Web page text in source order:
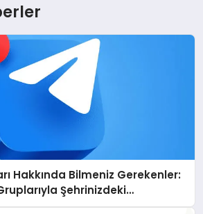
Hakkında Bilmeniz Gerekenler:
Şehrinizdeki